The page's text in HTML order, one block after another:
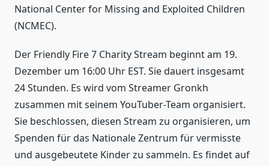
National Center for Missing and Exploited Children
(NCMEC).
Der Friendly Fire 7 Charity Stream beginnt am 19.
Dezember um 16:00 Uhr EST. Sie dauert insgesamt
24 Stunden. Es wird vom Streamer Gronkh
zusammen mit seinem YouTuber-Team organisiert.
Sie beschlossen, diesen Stream zu organisieren, um
Spenden für das Nationale Zentrum für vermisste
und ausgebeutete Kinder zu sammeln. Es findet auf